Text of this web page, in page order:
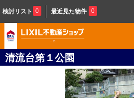
検討リスト 0 最近見た物件 0
清流台第１公園